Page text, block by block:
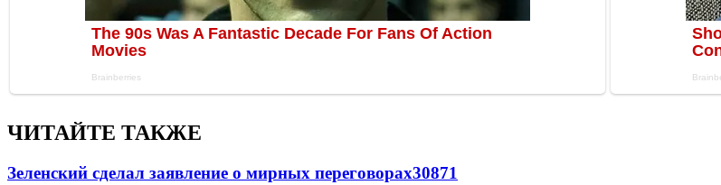
ЧИТАЙТЕ ТАКЖЕ
Зеленский сделал заявление о мирных переговорах30871